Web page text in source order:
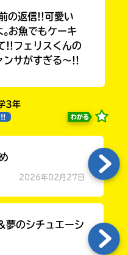
の返信!!可愛い
お魚でもケーキ
!!フェリスくんの
サがすぎる〜!!
3年
!! わかる
2026年02月27日
夢のシチュエーシ